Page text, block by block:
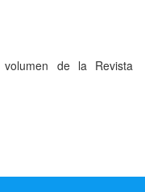
de la Revista